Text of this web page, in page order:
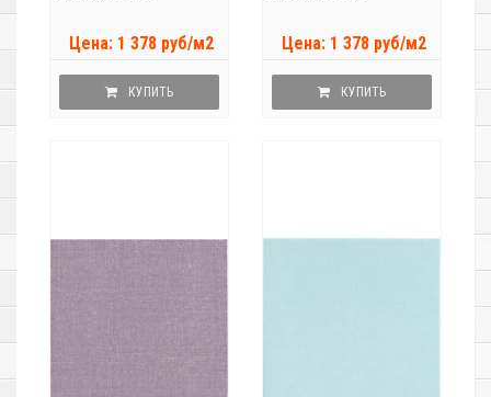
Цена: 1 378 руб/м2
КУПИТЬ
Цена: 1 378 руб/м2
КУПИТЬ